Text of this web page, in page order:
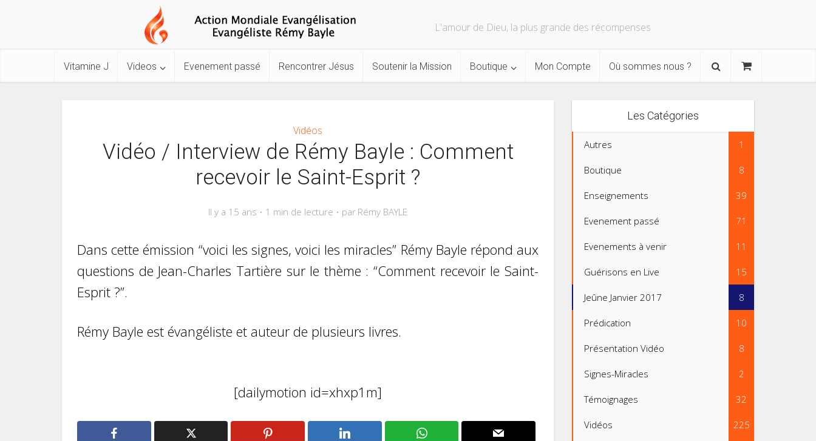
L'amour de Dieu, la plus grande des récompenses
Vitamine J Videos Evenement passé Rencontrer Jésus Soutenir la Mission Boutique Mon Compte Où sommes nous ?
Vidéos
Vidéo / Interview de Rémy Bayle : Comment
recevoir le Saint-Esprit ?
Il y a 15 ans 1 min de lecture par Rémy BAYLE
Dans cette émission “voici les signes, voici les miracles” Rémy Bayle répond aux
questions de Jean-Charles Tartière sur le thème : “Comment recevoir le Saint-
Esprit ?”.
Rémy Bayle est évangéliste et auteur de plusieurs livres.
[dailymotion id=xhxp1m]
Les Catégories
Autres 1
Boutique 8
Enseignements 39
Evenement passé 71
Evenements à venir 11
Guérisons en Live 15
Jeûne Janvier 2017 8
Prédication 10
Présentation Vidéo 8
Signes-Miracles 2
Témoignages 32
Vidéos 225